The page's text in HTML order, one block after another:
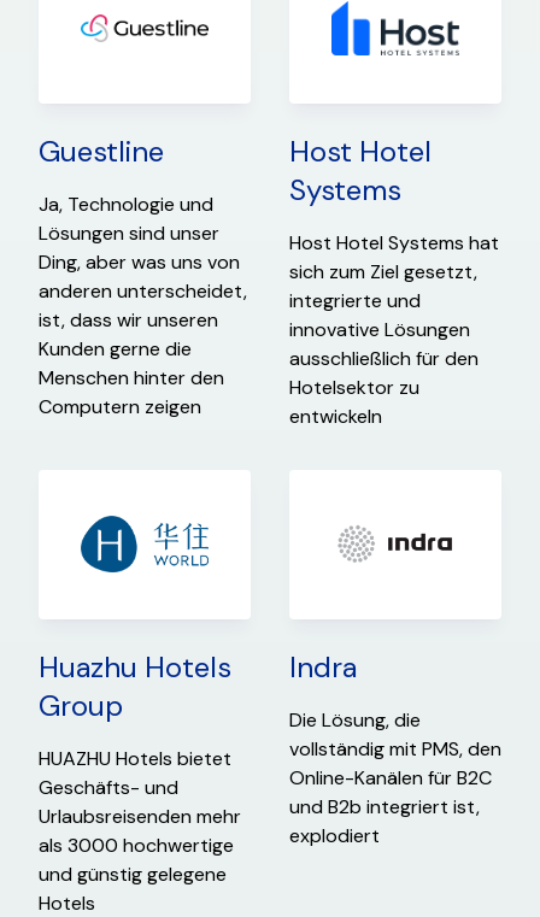
Guestline
Ja, Technologie und
Lösungen sind unser
Ding, aber was uns von
anderen unterscheidet,
ist, dass wir unseren
Kunden gerne die
Menschen hinter den
Computern zeigen
Host Hotel
Systems
Host Hotel Systems hat
sich zum Ziel gesetzt,
integrierte und
innovative Lösungen
ausschließlich für den
Hotelsektor zu
entwickeln
Huazhu Hotels
Group
HUAZHU Hotels bietet
Geschäfts- und
Urlaubsreisenden mehr
als 3000 hochwertige
und günstig gelegene
Hotels
Indra
Die Lösung, die
vollständig mit PMS, den
Online-Kanälen für B2C
und B2b integriert ist,
explodiert